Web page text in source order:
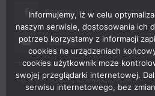
Facebook
Youtube
© 2022 – Telewizja Regionalna w Żarach
Informujemy, iż w celu
naszym serwisie, dostosowania ich
potrzeb korzystamy z informacji
cookies na urządzeniach
cookies użytkownik może
swojej przeglądarki internetowej.
serwisu internetowego, bez